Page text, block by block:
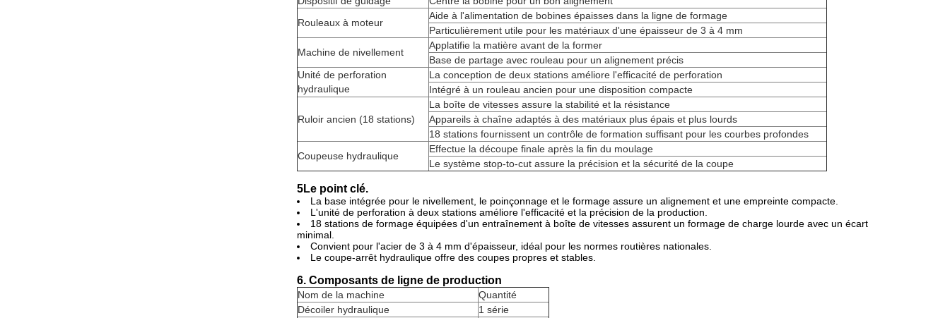
Rouleaux à moteur
Aide à l'alimentation de bobines épaisses dans la ligne de formage
Particulièrement utile pour les matériaux d'une épaisseur de 3 à 4 mm
Machine de nivellement
Applatifie la matière avant de la former
Base de partage avec rouleau pour un alignement précis
Unité de perforation
hydraulique
La conception de deux stations améliore l'efficacité de perforation
Intégré à un rouleau ancien pour une disposition compacte
Ruloir ancien (18 stations)
La boîte de vitesses assure la stabilité et la résistance
Appareils à chaîne adaptés à des matériaux plus épais et plus lourds
18 stations fournissent un contrôle de formation suffisant pour les courbes profondes
Coupeuse hydraulique
Effectue la découpe finale après la fin du moulage
Le système stop-to-cut assure la précision et la sécurité de la coupe
5Le point clé.
La base intégrée pour le nivellement, le poinçonnage et le formage assure un alignement et une empreinte compacte.
L'unité de perforation à deux stations améliore l'efficacité et la précision de la production.
18 stations de formage équipées d'un entraînement à boîte de vitesses assurent un formage de charge lourde avec un écart
minimal.
Convient pour l'acier de 3 à 4 mm d'épaisseur, idéal pour les normes routières nationales.
Le coupe-arrêt hydraulique offre des coupes propres et stables.
6. Composants de ligne de production
Nom de la machine
Quantité
Décoiler hydraulique
1 série